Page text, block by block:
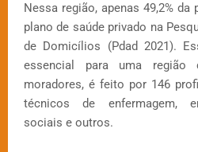
Nessa região, apenas 49,2%
plano de saúde privado na
de Domicílios (Pdad 2021).
essencial para uma
moradores, é feito por 146
técnicos de enfermagem,
sociais e outros.